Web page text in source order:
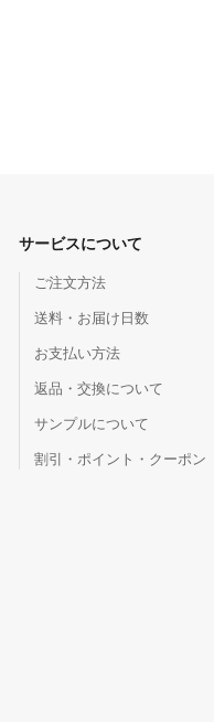
サービスについて
ご注文方法
送料・お届け日数
お支払い方法
返品・交換について
サンプルについて
割引・ポイント・クーポン